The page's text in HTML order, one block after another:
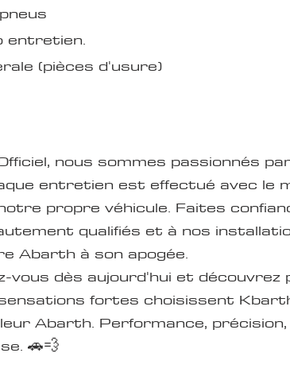
entretien.
(pièces d'usure)
nous sommes passionnés
entretien est effectué avec le
propre véhicule. Faites
qualifiés et à nos
Abarth à son apogée.
vous dès aujourd'hui et découvrez
fortes choisissent
Abarth. Performance,
🚗💨